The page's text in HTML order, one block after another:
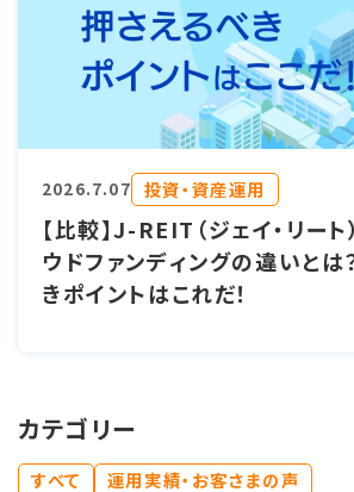
2026.7.07 投資・資産運用
【比較】J-REIT（ジェイ・リー
ウドファンディングの違いとは
きポイントはこれだ！
カテゴリー
すべて
運用実績・お客さまの声